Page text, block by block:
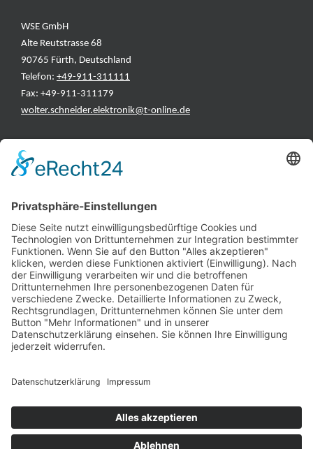
WSE GmbH
Alte Reutstrasse 68
90765 Fürth, Deutschland
Telefon: +49-911-311111
Fax: +49-911-311179
wolter.schneider.elektronik@t-online.de
INFORMATIONEN
Hersteller
Fehlerliste
Impressum
Datenschutzerklärung